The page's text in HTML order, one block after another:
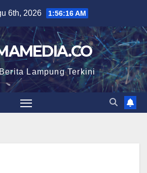
6th, 2026 1:56:17 AM
Lampung Terkini